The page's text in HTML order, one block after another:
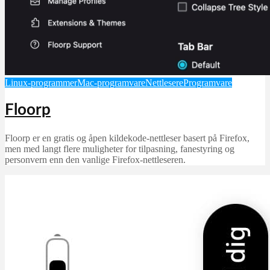
Linux-programmerMac-programvareNettlesereProgramvare
Floorp
Floorp er en gratis og åpen kildekode-nettleser basert på Firefox,
men med langt flere muligheter for tilpasning, fanestyring og
personvern enn den vanlige Firefox-nettleseren.